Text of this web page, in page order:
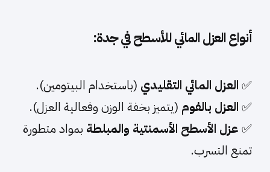
أنواع العزل المائي للأسطحفي جدة:
✅ العزل المائي التقليدي (باستخدام البيتومين).
✅ العزل بالفوم (يتميز بخفة الوزن وفعالية العزل).
✅ عزل الأسطح الأسمنتية والمبلطة بمواد متطورة
تمنع التسرب.